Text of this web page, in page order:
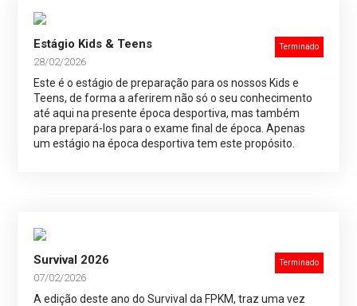
Terminado
Estágio Kids & Teens
28/02/2026
Este é o estágio de preparação para os nossos Kids e
Teens, de forma a aferirem não só o seu conhecimento
até aqui na presente época desportiva, mas também
para prepará-los para o exame final de época. Apenas
um estágio na época desportiva tem este propósito.
Terminado
Survival 2026
07/02/2026
A edição deste ano do Survival da FPKM, traz uma vez